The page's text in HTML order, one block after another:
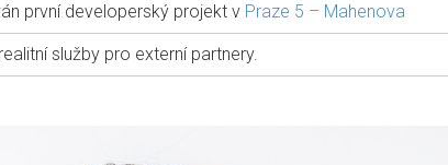
první developerský projekt v Praze 5 – Mahenova
služby pro externí partnery.